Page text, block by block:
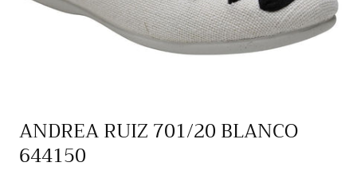
multimedia
en
ANDREA RUIZ 701/20 BLANCO
644150